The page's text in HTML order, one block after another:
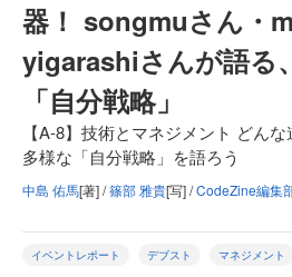
器！ songmuさん・
yigarashiさんが語る
「自分戦略」
【A-8】技術とマネジメント どん
多様な「自分戦略」を語ろう
中島 佑馬[著] /篠部 雅貴[写] /CodeZine編集
イベントレポート デブスト マネジメント